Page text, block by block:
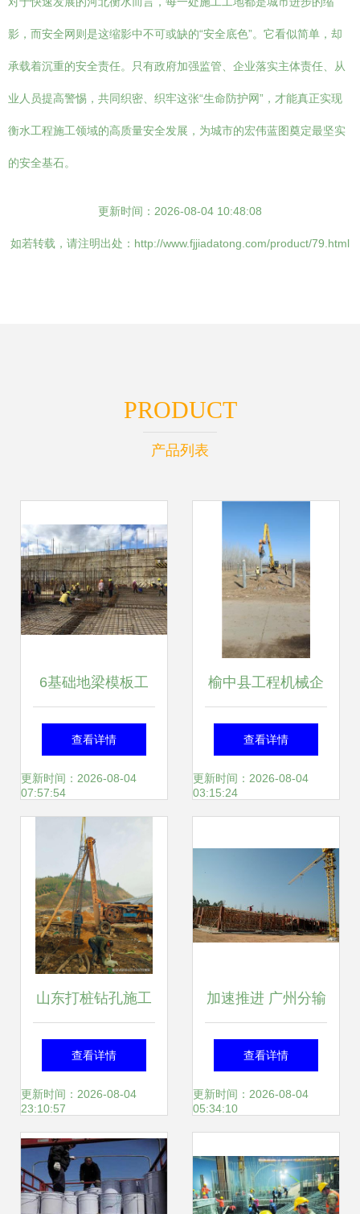
影，而安全网则是这缩影中不可或缺的“安全底色”。它看似简单，却
承载着沉重的安全责任。只有政府加强监管、企业落实主体责任、从
业人员提高警惕，共同织密、织牢这张“生命防护网”，才能真正实现
衡水工程施工领域的高质量安全发展，为城市的宏伟蓝图奠定最坚实
的安全基石。
更新时间：2026-08-04 10:48:08
如若转载，请注明出处：http://www.fjjiadatong.com/product/79.html
PRODUCT
产品列表
6基础地梁模板工
程量计算
查看详情
更新时间：2026-08-04
07:57:54
榆中县工程机械企
业黄页——助力工
程施工行业高效发
查看详情
更新时间：2026-08-04
03:15:24
山东打桩钻孔施工
队 专业桩基施工与
基础工程服务详解
查看详情
更新时间：2026-08-04
23:10:57
加速推进 广州分输
压气站进入施工冲
刺阶段
查看详情
更新时间：2026-08-04
05:34:10